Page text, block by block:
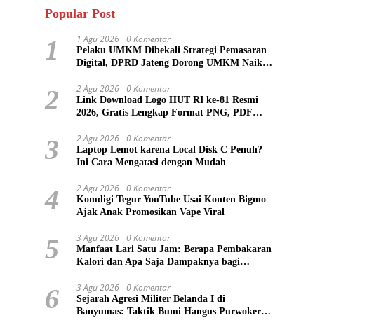
Popular Post
1 1 Agu 2026 0 Komentar
Pelaku UMKM Dibekali Strategi Pemasaran
Digital, DPRD Jateng Dorong UMKM Naik
2 2 Agu 2026 0 Komentar
Link Download Logo HUT RI ke-81 Resmi
2026, Gratis Lengkap Format PNG, PDF
3 2 Agu 2026 0 Komentar
Laptop Lemot karena Local Disk C Penuh?
Ini Cara Mengatasi dengan Mudah
4 2 Agu 2026 0 Komentar
Komdigi Tegur YouTube Usai Konten Bigmo
Ajak Anak Promosikan Vape Viral
5 3 Agu 2026 0 Komentar
Manfaat Lari Satu Jam: Berapa Pembakaran
Kalori dan Apa Saja Dampaknya bagi
6 3 Agu 2026 0 Komentar
Sejarah Agresi Militer Belanda I di
Banyumas: Taktik Bumi Hangus Purwokerto